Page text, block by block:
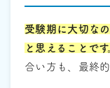
受験期に大切な
と思えることです
合い方も、最終